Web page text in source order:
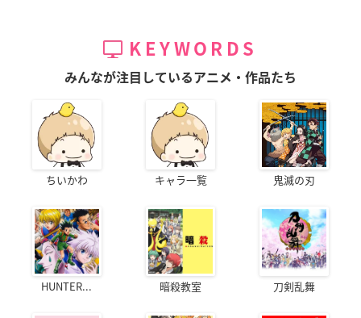
KEYWORDS
みんなが注目しているアニメ・作品たち
ちいかわ キャラ一覧 鬼滅の刃
HUNTER... 暗殺教室 刀剣乱舞